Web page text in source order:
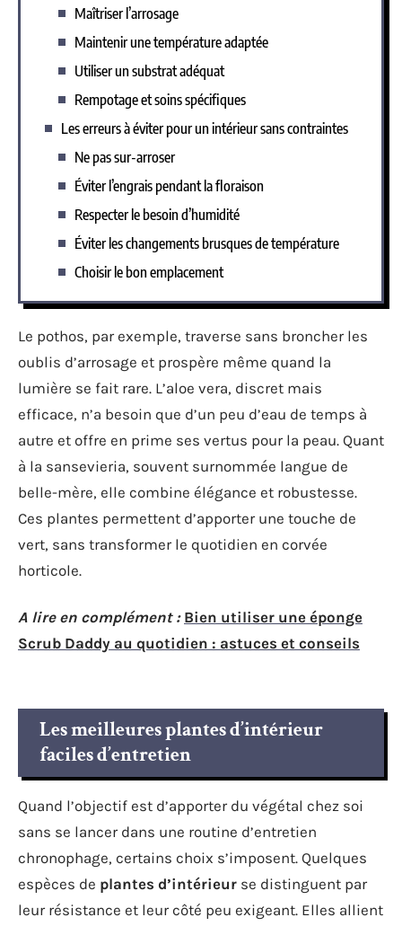
Maîtriser l’arrosage
Maintenir une température adaptée
Utiliser un substrat adéquat
Rempotage et soins spécifiques
Les erreurs à éviter pour un intérieur sans contraintes
Ne pas sur-arroser
Éviter l’engrais pendant la floraison
Respecter le besoin d’humidité
Éviter les changements brusques de température
Choisir le bon emplacement
Le pothos, par exemple, traverse sans broncher les
oublis d’arrosage et prospère même quand la
lumière se fait rare. L’aloe vera, discret mais
efficace, n’a besoin que d’un peu d’eau de temps à
autre et offre en prime ses vertus pour la peau. Quant
à la sansevieria, souvent surnommée langue de
belle-mère, elle combine élégance et robustesse.
Ces plantes permettent d’apporter une touche de
vert, sans transformer le quotidien en corvée
horticole.
A lire en complément : Bien utiliser une éponge
Scrub Daddy au quotidien : astuces et conseils
Les meilleures plantes d’intérieur
faciles d’entretien
Quand l’objectif est d’apporter du végétal chez soi
sans se lancer dans une routine d’entretien
chronophage, certains choix s’imposent. Quelques
espèces de plantes d’intérieur se distinguent par
leur résistance et leur côté peu exigeant. Elles allient